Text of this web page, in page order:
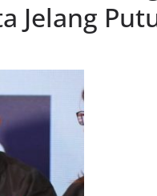
Jelang